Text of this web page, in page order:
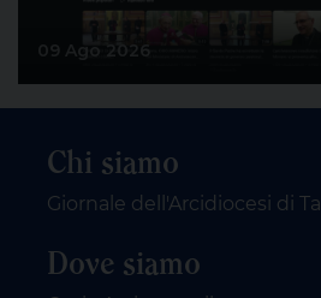
Chi siamo
Giornale dell'Arcidiocesi di
Dove siamo